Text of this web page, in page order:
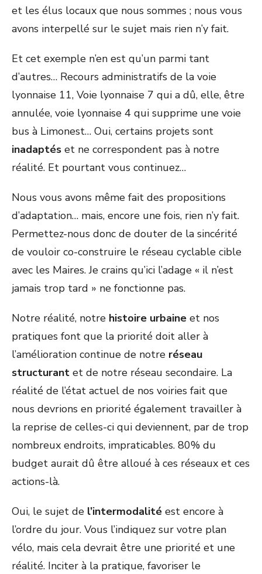
et les élus locaux que nous sommes ; nous vous
avons interpellé sur le sujet mais rien n’y fait.
Et cet exemple n’en est qu’un parmi tant
d’autres… Recours administratifs de la voie
lyonnaise 11, Voie lyonnaise 7 qui a dû, elle, être
annulée, voie lyonnaise 4 qui supprime une voie
bus à Limonest… Oui, certains projets sont
inadaptés et ne correspondent pas à notre
réalité. Et pourtant vous continuez…
Nous vous avons même fait des propositions
d’adaptation… mais, encore une fois, rien n’y fait.
Permettez-nous donc de douter de la sincérité
de vouloir co-construire le réseau cyclable cible
avec les Maires. Je crains qu’ici l’adage « il n’est
jamais trop tard » ne fonctionne pas.
Notre réalité, notre histoire urbaine et nos
pratiques font que la priorité doit aller à
l’amélioration continue de notre réseau
structurant et de notre réseau secondaire. La
réalité de l’état actuel de nos voiries fait que
nous devrions en priorité également travailler à
la reprise de celles-ci qui deviennent, par de trop
nombreux endroits, impraticables. 80% du
budget aurait dû être alloué à ces réseaux et ces
actions-là.
Oui, le sujet de l’intermodalité est encore à
l’ordre du jour. Vous l’indiquez sur votre plan
vélo, mais cela devrait être une priorité et une
réalité. Inciter à la pratique, favoriser le